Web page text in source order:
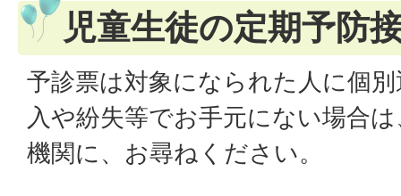
児童生徒の定期予防
予診票は対象になられた人に個
入や紛失等でお手元にない場合
機関に、お尋ねください。